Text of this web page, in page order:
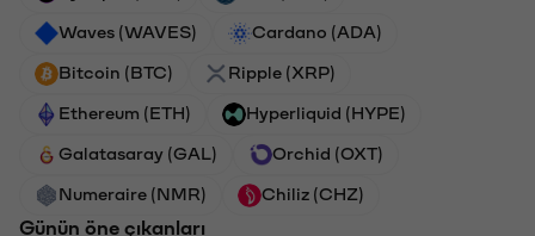
Waves (WAVES) Cardano (ADA)
Bitcoin (BTC) Ripple (XRP)
Ethereum (ETH) Hyperliquid (HYPE)
Galatasaray (GAL) Orchid (OXT)
Numeraire (NMR) Chiliz (CHZ)
Günün öne çıkanları